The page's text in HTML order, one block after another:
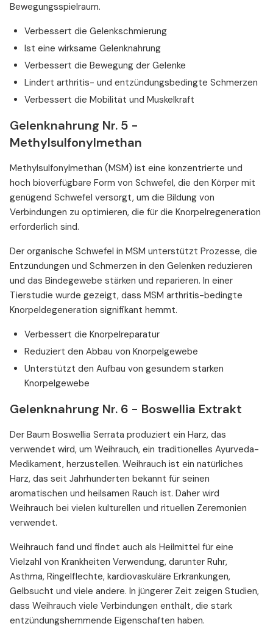
Bewegungsspielraum.
Verbessert die Gelenkschmierung
Ist eine wirksame Gelenknahrung
Verbessert die Bewegung der Gelenke
Lindert arthritis- und entzündungsbedingte Schmerzen
Verbessert die Mobilität und Muskelkraft
Gelenknahrung Nr. 5 -
Methylsulfonylmethan
Methylsulfonylmethan (MSM) ist eine konzentrierte und
hoch bioverfügbare Form von Schwefel, die den Körper mit
genügend Schwefel versorgt, um die Bildung von
Verbindungen zu optimieren, die für die Knorpelregeneration
erforderlich sind.
Der organische Schwefel in MSM unterstützt Prozesse, die
Entzündungen und Schmerzen in den Gelenken reduzieren
und das Bindegewebe stärken und reparieren. In einer
Tierstudie wurde gezeigt, dass MSM arthritis-bedingte
Knorpeldegeneration signifikant hemmt.
Verbessert die Knorpelreparatur
Reduziert den Abbau von Knorpelgewebe
Unterstützt den Aufbau von gesundem starken
Knorpelgewebe
Gelenknahrung Nr. 6 - Boswellia Extrakt
Der Baum Boswellia Serrata produziert ein Harz, das
verwendet wird, um Weihrauch, ein traditionelles Ayurveda-
Medikament, herzustellen. Weihrauch ist ein natürliches
Harz, das seit Jahrhunderten bekannt für seinen
aromatischen und heilsamen Rauch ist. Daher wird
Weihrauch bei vielen kulturellen und rituellen Zeremonien
verwendet.
Weihrauch fand und findet auch als Heilmittel für eine
Vielzahl von Krankheiten Verwendung, darunter Ruhr,
Asthma, Ringelflechte, kardiovaskuläre Erkrankungen,
Gelbsucht und viele andere. In jüngerer Zeit zeigen Studien,
dass Weihrauch viele Verbindungen enthält, die stark
entzündungshemmende Eigenschaften haben.